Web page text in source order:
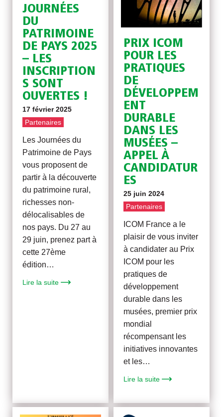
JOURNÉES
DU
PATRIMOINE
DE PAYS 2025
– LES
INSCRIPTION
S SONT
OUVERTES !
17 février 2025
Partenaires
Les Journées du
Patrimoine de Pays
vous proposent de
partir à la découverte
du patrimoine rural,
richesses non-
délocalisables de
nos pays. Du 27 au
29 juin, prenez part à
cette 27ème
édition…
Lire la suite
PRIX ICOM
POUR LES
PRATIQUES
DE
DÉVELOPPEM
ENT
DURABLE
DANS LES
MUSÉES –
APPEL À
CANDIDATUR
ES
25 juin 2024
Partenaires
ICOM France a le
plaisir de vous inviter
à candidater au Prix
ICOM pour les
pratiques de
développement
durable dans les
musées, premier prix
mondial
récompensant les
initiatives innovantes
et les…
Lire la suite